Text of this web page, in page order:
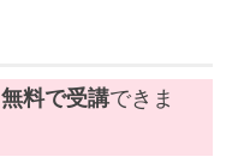
無料で受講できま